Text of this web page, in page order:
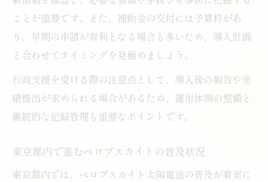
ことが重要です。また、補助金の交付には予算枠があ
り、早期の申請が有利となる場合も多いため、導入計画
と合わせてタイミングを見極めましょう。
行政支援を受ける際の注意点として、導入後の報告や実
績提出が求められる場合があるため、運用体制の整備と
継続的な記録管理も重要なポイントです。
東京都内で進むペロブスカイトの普及状況
東京都内では、ペロブスカイト太陽電池の普及が着実に